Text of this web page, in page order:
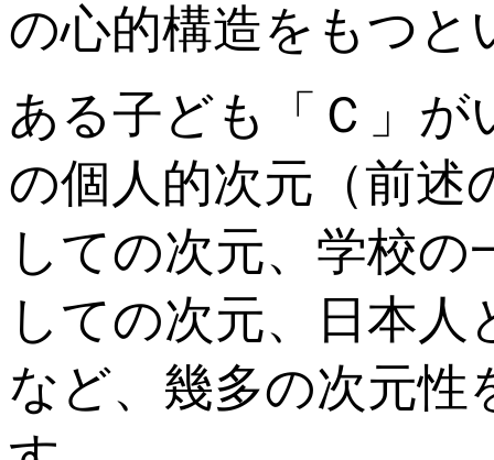
の心的構造をもつと
ある子ども「Ｃ」が
の個人的次元（前述
しての次元、学校
しての次元、日本
など、幾多の次元